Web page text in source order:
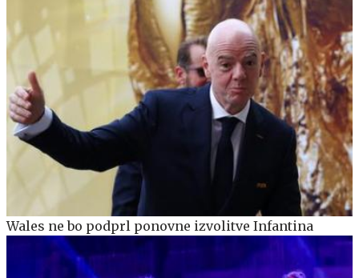
Wales ne bo podprl ponovne izvolitve Infantina